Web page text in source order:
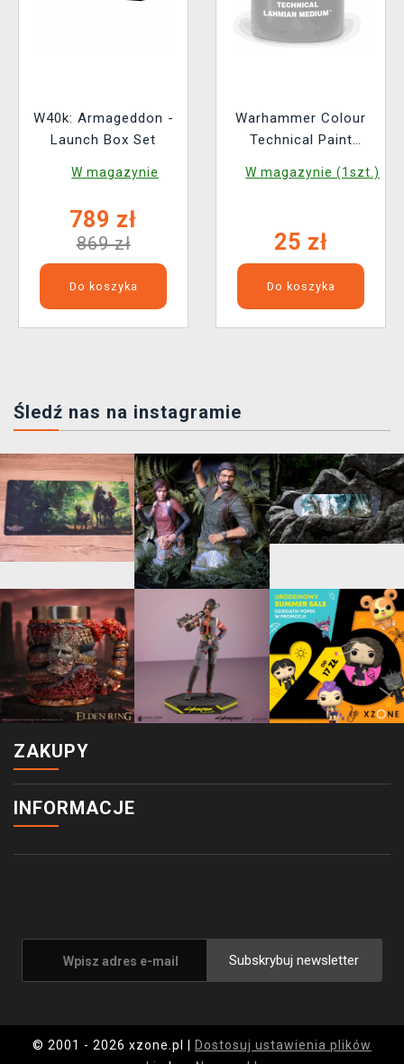
W40k: Armageddon -
Launch Box Set
W magazynie
789 zł
869 zł
Do koszyka
Warhammer Colour
Technical Paint
farba techniczna
W magazynie (1szt.)
25 zł
Do koszyka
Śledź nas na instagramie
ZAKUPY
INFORMACJE
Subskrybuj newsletter
© 2001 - 2026 xzone.pl |
Dostosuj ustawienia plików